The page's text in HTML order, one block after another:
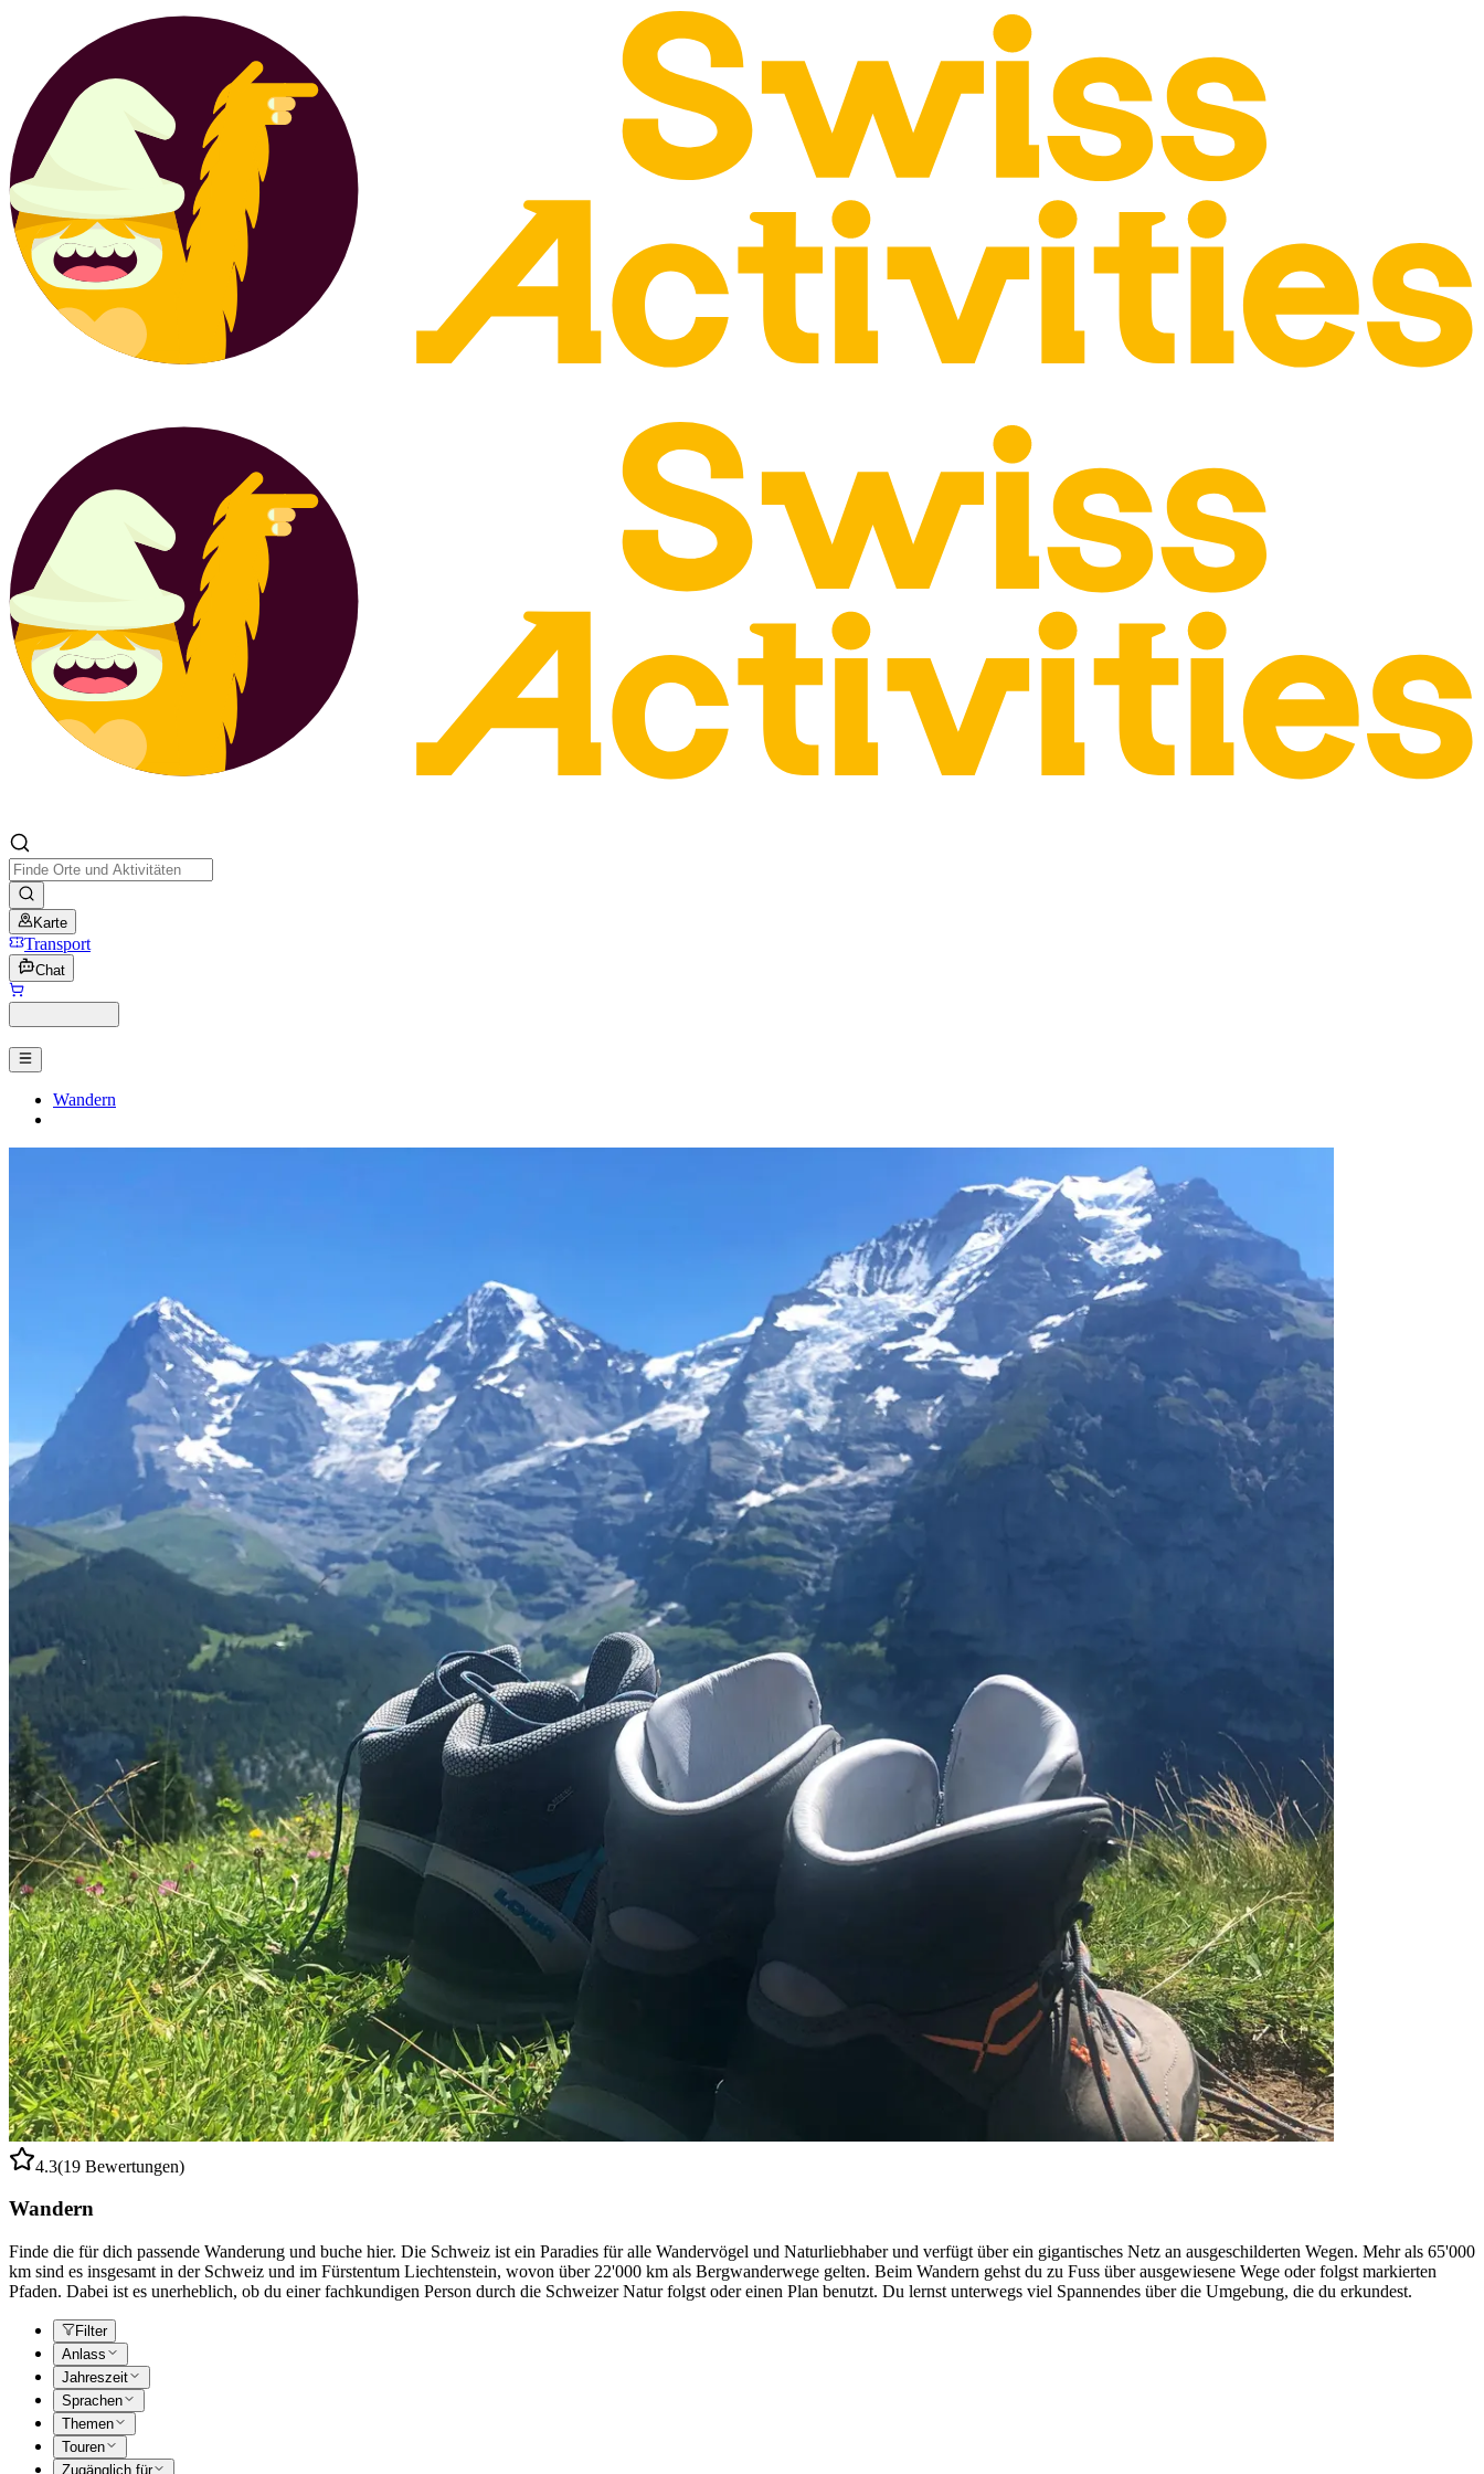
Karte
Transport
Chat
Wandern
4.3(19 Bewertungen)
Wandern
Finde die für dich passende Wanderung und buche hier. Die Schweiz ist ein Paradies für alle Wandervögel und Naturliebhaber und verfügt über ein gigantisches Netz an ausgeschilderten Wegen. Mehr als 65'000
km sind es insgesamt in der Schweiz und im Fürstentum Liechtenstein, wovon über 22'000 km als Bergwanderwege gelten. Beim Wandern gehst du zu Fuss über ausgewiesene Wege oder folgst markierten
Pfaden. Dabei ist es unerheblich, ob du einer fachkundigen Person durch die Schweizer Natur folgst oder einen Plan benutzt. Du lernst unterwegs viel Spannendes über die Umgebung, die du erkundest.
Filter
Anlass
Jahreszeit
Sprachen
Themen
Touren
Zugänglich für